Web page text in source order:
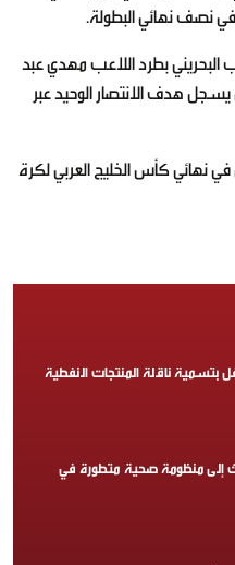
في نصف نهائي البطولة.
بطرد اللاعب مهدي عبد
أنه استطاع أن يسجل هدف الانتصار الوحيد عبر
في نهائي كأس الخليج العربي لكرة
بتسمية ناقلة المنتجات النفطية
منظومة صحية متطورة في